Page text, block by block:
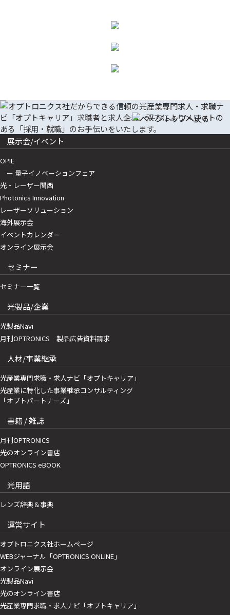
展示会/イベント
OPIE
ー 量子イノベーションフェア
光・レーザー関西
Photonics Innovation
レーザーソリューション
海外展示会
イベントカレンダー
オンライン展示会
セミナー
セミナー一覧
光製品/企業
光製品Navi
月刊OPTRONICS 製品広告資料請求
人材/事業継承
光産業専門求職・求人ナビ「オプトキャリア」
光産業に特化した事業継承コンサルティング
「オプトパートナーズ」
書籍 / 雑誌
月刊OPTRONICS
光のオンライン書店
OPTRONICS eBOOK
光用語
レンズ辞典＆事典
運営サイト
オプトロニクス社ホームページ
WEBジャーナル「OPTRONICS ONLINE」
オンライン展示会
光製品Navi
光のオンライン書店
光産業専門求職・求人ナビ「オプトキャリア」